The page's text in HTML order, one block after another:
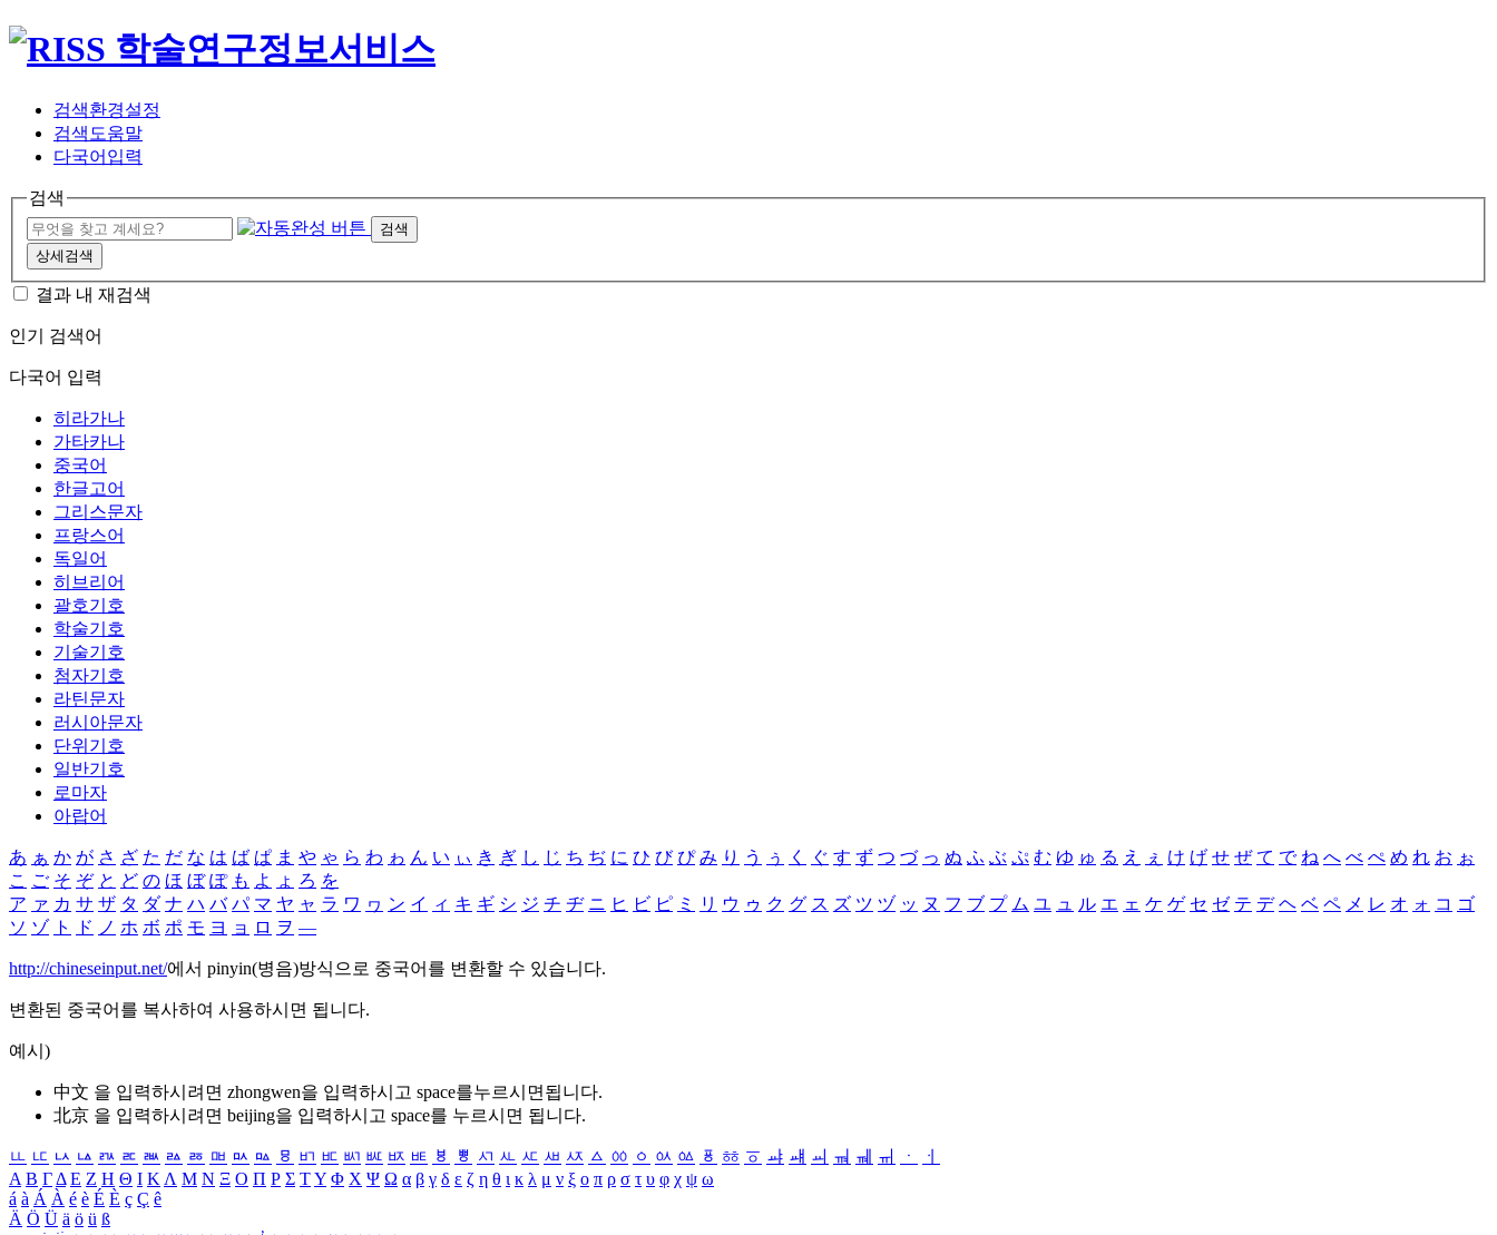
검색환경설정
검색도움말
다국어입력
검색
검색
상세검색
결과 내 재검색
인기 검색어
다국어 입력
히라가나
가타카나
중국어
한글고어
그리스문자
프랑스어
독일어
히브리어
괄호기호
학술기호
기술기호
첨자기호
라틴문자
러시아문자
단위기호
일반기호
로마자
아랍어
あ ぁ か が さ ざ た だ な は ば ぱ ま や ゃ ら わ ゎ ん い ぃ き ぎ し じ ち ぢ に ひ び ぴ み り う ぅ く ぐ す ず つ づ っ ぬ ふ ぶ ぷ む ゆ ゅ る え ぇ け げ せ ぜ て で ね へ べ ぺ め れ お ぉ
こ ご そ ぞ と ど の ほ ぼ ぽ も よ ょ ろ を
ア ァ カ サ ザ タ ダ ナ ハ バ パ マ ヤ ャ ラ ワ ヮ ン イ ィ キ ギ シ ジ チ ヂ ニ ヒ ビ ピ ミ リ ウ ゥ ク グ ス ズ ツ ヅ ッ ヌ フ ブ プ ム ユ ュ ル エ ェ ケ ゲ セ ゼ テ デ ヘ ベ ペ メ レ オ ォ コ ゴ
ソ ゾ ト ド ノ ホ ボ ポ モ ヨ ョ ロ ヲ ―
http://chineseinput.net/에서 pinyin(병음)방식으로 중국어를 변환할 수 있습니다.
변환된 중국어를 복사하여 사용하시면 됩니다.
예시)
中文 을 입력하시려면 zhongwen을 입력하시고 space를누르시면됩니다.
北京 을 입력하시려면 beijing을 입력하시고 space를 누르시면 됩니다.
ㅥ ㅦ ㅧ ㅨ ㅩ ㅪ ㅫ ㅬ ㅭ ㅮ ㅯ ㅰ ㅱ ㅲ ㅳ ㅴ ㅵ ㅶ ㅷ ㅸ ㅹ ㅺ ㅻ ㅼ ㅽ ㅾ ㅿ ㆀ ㆁ ㆂ ㆃ ㆄ ㆅ ㆆ ㆇ ㆈ ㆉ ㆊ ㆋ ㆌ ㆍ
ㆎ
Α Β ΓΔ Ε Ζ Η Θ Ι ΚΛ Μ Ν Ξ Ο Π Ρ Σ ΤΥ Φ Χ Ψ Ω α β γ δ ε ζ η θ ι κ λ μ ν ξ ο π ρ σ τ υ φ χ ψ ω
á à Á À é è É È ç Ç ê
Ä Ö Ü ä ö ü ß